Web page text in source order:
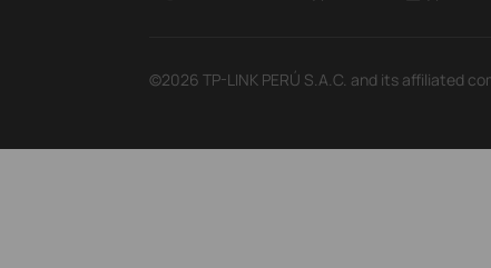
©2026 TP-LINK PERÚ S.A.C. and its affiliated